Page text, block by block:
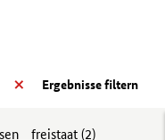
Ergebnisse filtern
(2)